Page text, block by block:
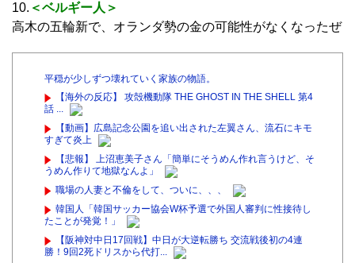
10. ＜ベルギー人＞
高木の五輪新で、オランダ勢の金の可能性がなくなったぜ
平穏が少しずつ壊れていく家族の物語。
【海外の反応】 攻殻機動隊 THE GHOST IN THE SHELL 第4
話 ...
【動画】広島記念公園を追い出された左翼さん、流石にキモ
すぎて炎上
【悲報】 上沼恵美子さん「簡単にそうめん作れ言うけど、そ
うめん作りて地獄なんよ」
職場の人妻と不倫をして、ついに、、、
韓国人「韓国サッカー協会W杯予選で外国人審判に性接待し
たことが発覚！」
【阪神対中日17回戦】中日が大逆転勝ち 交流戦後初の4連
勝！9回2死ドリスから代打...